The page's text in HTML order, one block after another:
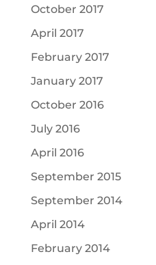
October 2017
April 2017
February 2017
January 2017
October 2016
July 2016
April 2016
September 2015
September 2014
April 2014
February 2014